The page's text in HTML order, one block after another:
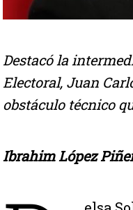
Destacó la
Electoral, Juan
obstáculo técnico
Ibrahim López